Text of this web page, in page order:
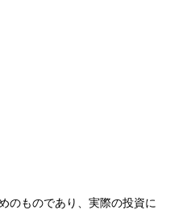
のものであり、実際の投資に